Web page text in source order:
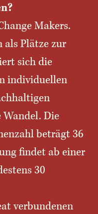
Makers.
als Plätze zur
sich die
individuellen
Wandel. Die
beträgt 36
findet ab einer
30
verbundenen